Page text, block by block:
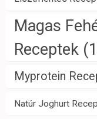
Magas
Receptek
Myprotein
Natúr Joghurt